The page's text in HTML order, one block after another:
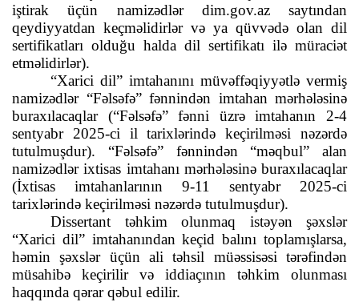
iştirak üçün namizədlər dim.gov.az saytından
qeydiyyatdan keçməlidirlər və ya qüvvədə olan dil
sertifikatları olduğu halda dil sertifikatı ilə müraciət
etməlidirlər).
“Xarici dil” imtahanını müvəffəqiyyətlə vermiş
namizədlər “Fəlsəfə” fənnindən imtahan mərhələsinə
buraxılacaqlar (“Fəlsəfə” fənni üzrə imtahanın 2-4
sentyabr 2025-ci il tarixlərində keçirilməsi nəzərdə
tutulmuşdur). “Fəlsəfə” fənnindən “məqbul” alan
namizədlər ixtisas imtahanı mərhələsinə buraxılacaqlar
(İxtisas imtahanlarının 9-11 sentyabr 2025-ci
tarixlərində keçirilməsi nəzərdə tutulmuşdur).
Dissertant təhkim olunmaq istəyən şəxslər
“Xarici dil” imtahanından keçid balını toplamışlarsa,
həmin şəxslər üçün ali təhsil müəssisəsi tərəfindən
müsahibə keçirilir və iddiaçının təhkim olunması
haqqında qərar qəbul edilir.